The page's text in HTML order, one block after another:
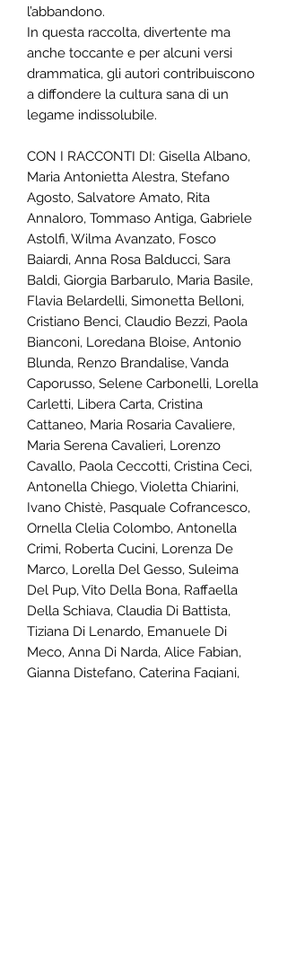
l’abbandono.
In questa raccolta, divertente ma
anche toccante e per alcuni versi
drammatica, gli autori contribuiscono
a diffondere la cultura sana di un
legame indissolubile.
CON I RACCONTI DI: Gisella Albano,
Maria Antonietta Alestra, Stefano
Agosto, Salvatore Amato, Rita
Annaloro, Tommaso Antiga, Gabriele
Astolfi, Wilma Avanzato, Fosco
Baiardi, Anna Rosa Balducci, Sara
Baldi, Giorgia Barbarulo, Maria Basile,
Flavia Belardelli, Simonetta Belloni,
Cristiano Benci, Claudio Bezzi, Paola
Bianconi, Loredana Bloise, Antonio
Blunda, Renzo Brandalise, Vanda
Caporusso, Selene Carbonelli, Lorella
Carletti, Libera Carta, Cristina
Cattaneo, Maria Rosaria Cavaliere,
Maria Serena Cavalieri, Lorenzo
Cavallo, Paola Ceccotti, Cristina Ceci,
Antonella Chiego, Violetta Chiarini,
Ivano Chistè, Pasquale Cofrancesco,
Ornella Clelia Colombo, Antonella
Crimi, Roberta Cucini, Lorenza De
Marco, Lorella Del Gesso, Suleima
Del Pup, Vito Della Bona, Raffaella
Della Schiava, Claudia Di Battista,
Tiziana Di Lenardo, Emanuele Di
Meco, Anna Di Narda, Alice Fabian,
Gianna Distefano, Caterina Fagiani,